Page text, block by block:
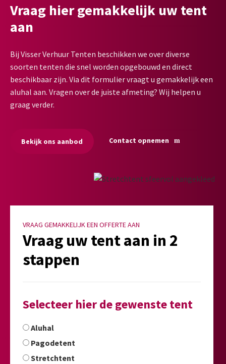
Vraag hier gemakkelijk uw tent
aan
Bij Visser Verhuur Tenten beschikken we over diverse
soorten tenten die snel worden opgebouwd en direct
beschikbaar zijn. Via dit formulier vraagt u gemakkelijk een
aluhal aan. Vragen over de juiste afmeting? Wij helpen u
graag verder.
Bekijk ons aanbod Contact opnemen
VRAAG GEMAKKELIJK EEN OFFERTE AAN
Vraag uw tent aan in 2
stappen
Selecteer hier de gewenste tent
Aluhal
Pagodetent
Stretchtent